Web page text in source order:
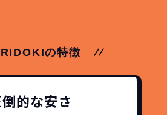
の特徴
的な安さ